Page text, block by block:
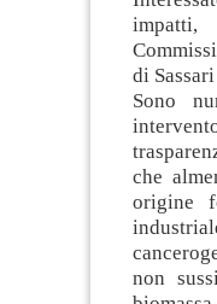
di
Sono
che
origine
non